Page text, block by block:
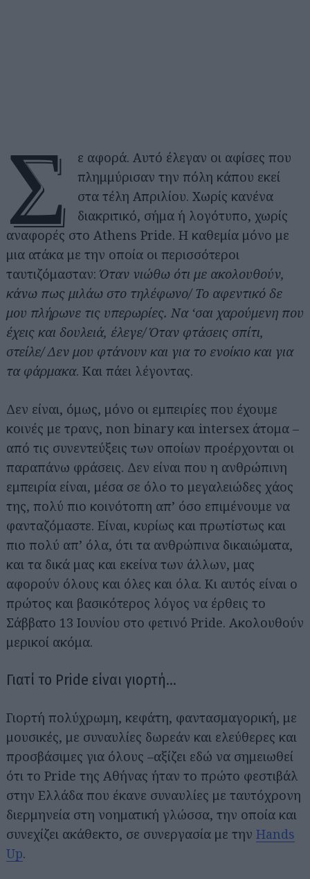
Σ
ε αφορά. Αυτό έλεγαν οι αφίσες που
πλημμύρισαν την πόλη κάπου εκεί
στα τέλη Απριλίου. Χωρίς κανένα
διακριτικό, σήμα ή λογότυπο, χωρίς
αναφορές στο Athens Pride. Η καθεμία μόνο με
μια ατάκα με την οποία οι περισσότεροι
ταυτιζόμασταν: Όταν νιώθω ότι με ακολουθούν,
κάνω πως μιλάω στο τηλέφωνο/ Το αφεντικό δε
μου πλήρωνε τις υπερωρίες. Να ‘σαι χαρούμενη που
έχεις και δουλειά, έλεγε/ Όταν φτάσεις σπίτι,
στείλε/ Δεν μου φτάνουν και για το ενοίκιο και για
τα φάρμακα. Και πάει λέγοντας.
Δεν είναι, όμως, μόνο οι εμπειρίες που έχουμε
κοινές με τρανς, non binary και intersex άτομα –
από τις συνεντεύξεις των οποίων προέρχονται οι
παραπάνω φράσεις. Δεν είναι που η ανθρώπινη
εμπειρία είναι, μέσα σε όλο το μεγαλειώδες χάος
της, πολύ πιο κοινότοπη απ’ όσο επιμένουμε να
φανταζόμαστε. Είναι, κυρίως και πρωτίστως και
πιο πολύ απ’ όλα, ότι τα ανθρώπινα δικαιώματα,
και τα δικά μας και εκείνα των άλλων, μας
αφορούν όλους και όλες και όλα. Κι αυτός είναι ο
πρώτος και βασικότερος λόγος να έρθεις το
Σάββατο 13 Ιουνίου στο φετινό Pride. Ακολουθούν
μερικοί ακόμα.
Γιατί το Pride είναι γιορτή…
Γιορτή πολύχρωμη, κεφάτη, φαντασμαγορική, με
μουσικές, με συναυλίες δωρεάν και ελεύθερες και
προσβάσιμες για όλους –αξίζει εδώ να σημειωθεί
ότι το Pride της Αθήνας ήταν το πρώτο φεστιβάλ
στην Ελλάδα που έκανε συναυλίες με ταυτόχρονη
διερμηνεία στη νοηματική γλώσσα, την οποία και
συνεχίζει ακάθεκτο, σε συνεργασία με την Hands
Up.